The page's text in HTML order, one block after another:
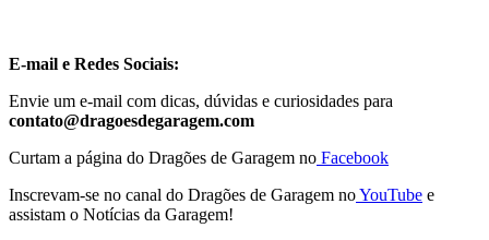
E-mail e Redes Sociais:
Envie um e-mail com dicas, dúvidas e curiosidades para
contato@dragoesdegaragem.com
Curtam a página do Dragões de Garagem no Facebook
Inscrevam-se no canal do Dragões de Garagem noYouTube e
assistam o Notícias da Garagem!